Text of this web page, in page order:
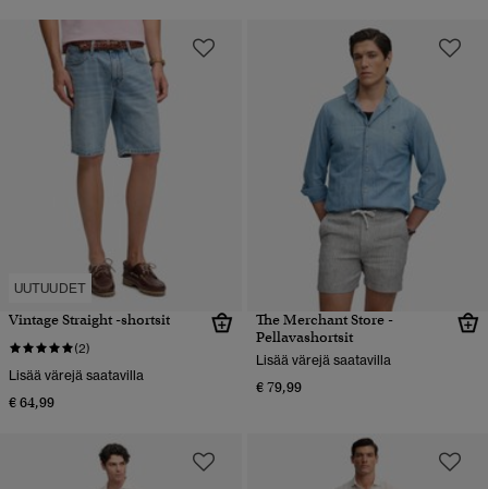
UUTUUDET
Vintage Straight -shortsit
(2)
Lisää värejä saatavilla
€ 64,99
The Merchant Store -
Pellavashortsit
Lisää värejä saatavilla
€ 79,99